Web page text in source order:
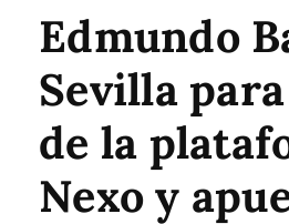
Edmundo
Sevilla
de la
Nexo y